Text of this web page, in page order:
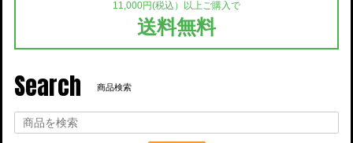
11,000円(税込）以上ご購入で
送料無料
Search 商品検索